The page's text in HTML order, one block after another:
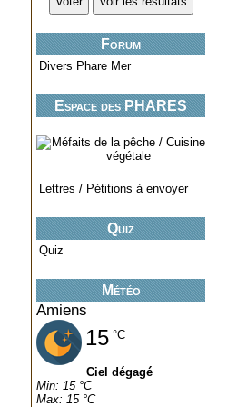
Forum
Divers Phare Mer
Espace des PHARES
Lettres / Pétitions à envoyer
Quiz
Quiz
Météo
Amiens
15 °C
Ciel dégagé
Min: 15 °C
Max: 15 °C